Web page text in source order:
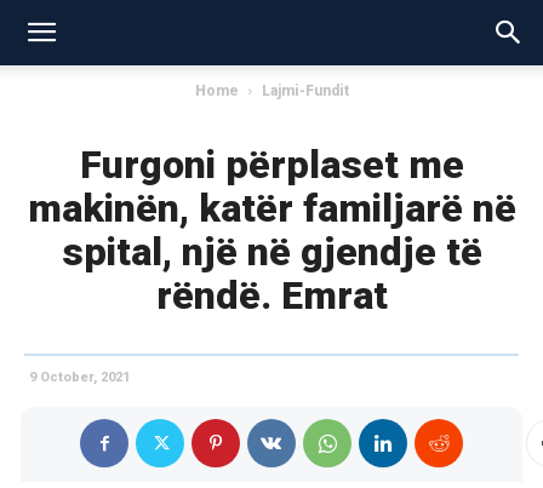
Home Lajmi-Fundit
Furgoni përplaset me
makinën, katër familjarë në
spital, një në gjendje të
rëndë. Emrat
9 October, 2021